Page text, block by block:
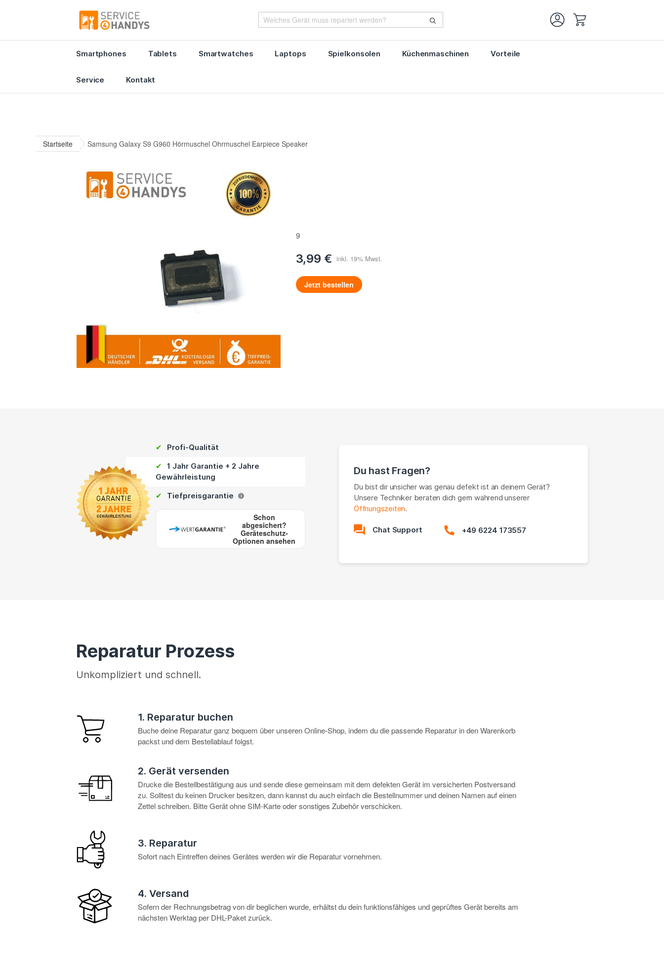
Smartphones Tablets Smartwatches Laptops Spielkonsolen Küchenmaschinen Vorteile
Service Kontakt
Startseite Samsung Galaxy S9 G960 Hörmuschel Ohrmuschel Earpiece Speaker
9
3,99 €
Jetzt bestellen
✔ Profi-Qualität
✔
1 Jahr Garantie + 2 Jahre
Gewährleistung
✔ Tiefpreisgarantie i
Schon
abgesichert?
Geräteschutz-
Optionen ansehen
Du hast Fragen?
Du bist dir unsicher was genau defekt ist an deinem Gerät?
Unsere Techniker beraten dich gern während unserer
Öffnungszeiten.
Chat Support +49 6224 173557
Reparatur Prozess
Unkompliziert und schnell.
1. Reparatur buchen
Buche deine Reparatur ganz bequem über unseren Online-Shop, indem du die passende Reparatur in den Warenkorb
packst und dem Bestellablauf folgst.
2. Gerät versenden
Drucke die Bestellbestätigung aus und sende diese gemeinsam mit dem defekten Gerät im versicherten Postversand
zu. Solltest du keinen Drucker besitzen, dann kannst du auch einfach die Bestellnummer und deinen Namen auf einen
Zettel schreiben. Bitte Gerät ohne SIM-Karte oder sonstiges Zubehör verschicken.
3. Reparatur
Sofort nach Eintreffen deines Gerätes werden wir die Reparatur vornehmen.
4. Versand
Sofern der Rechnungsbetrag von dir beglichen wurde, erhältst du dein funktionsfähiges und geprüftes Gerät bereits am
nächsten Werktag per DHL-Paket zurück.